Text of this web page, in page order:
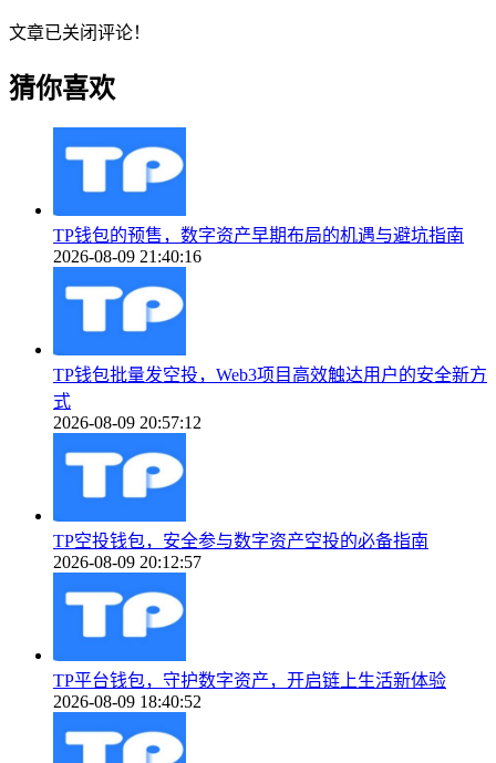
文章已关闭评论！
猜你喜欢
TP钱包的预售，数字资产早期布局的机遇与避坑指南
2026-08-09 21:40:16
TP钱包批量发空投，Web3项目高效触达用户的安全新方
式
2026-08-09 20:57:12
TP空投钱包，安全参与数字资产空投的必备指南
2026-08-09 20:12:57
TP平台钱包，守护数字资产，开启链上生活新体验
2026-08-09 18:40:52